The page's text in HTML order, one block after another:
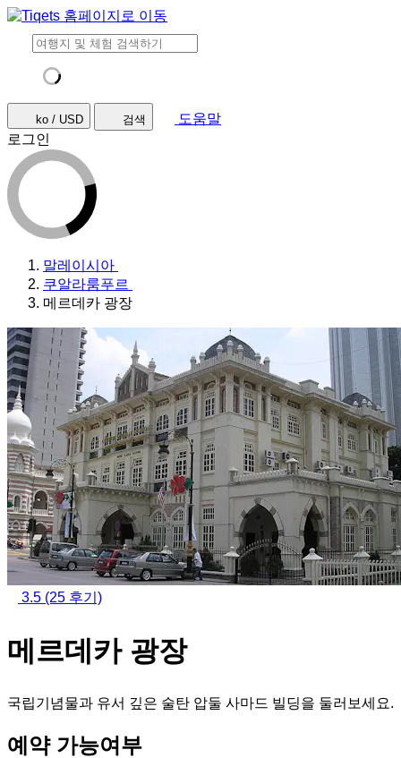
ko / USD 검색
도움말
로그인
말레이시아
쿠알라룸푸르
메르데카 광장
3.5 (25 후기)
메르데카 광장
국립기념물과 유서 깊은 술탄 압둘 사마드 빌딩을 둘러보세요.
예약 가능여부